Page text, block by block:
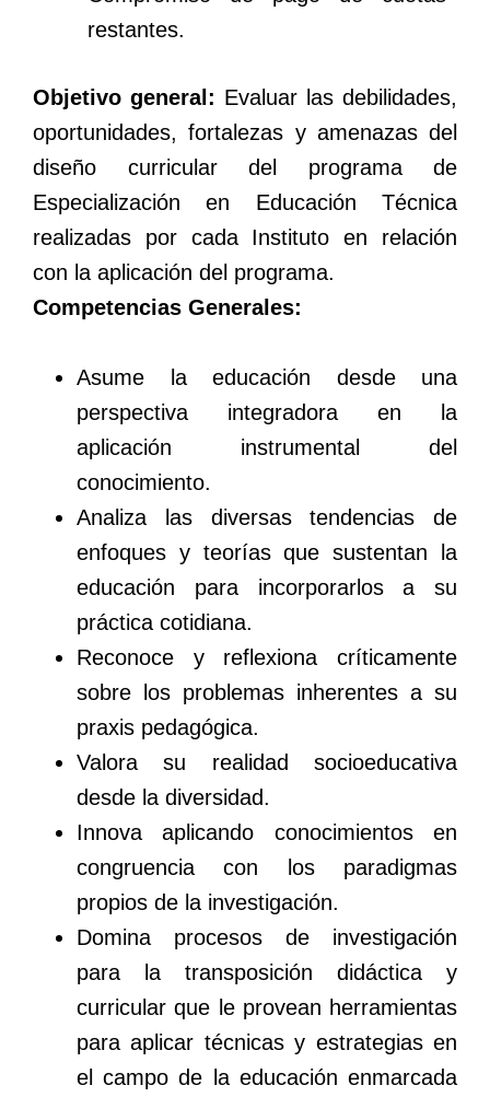
restantes.
Objetivo general: Evaluar las debilidades,
oportunidades, fortalezas y amenazas del
diseño curricular del programa de
Especialización en Educación Técnica
realizadas por cada Instituto en relación
con la aplicación del programa.
Competencias Generales:
Asume la educación desde una
perspectiva integradora en la
aplicación instrumental del
conocimiento.
Analiza las diversas tendencias de
enfoques y teorías que sustentan la
educación para incorporarlos a su
práctica cotidiana.
Reconoce y reflexiona críticamente
sobre los problemas inherentes a su
praxis pedagógica.
Valora su realidad socioeducativa
desde la diversidad.
Innova aplicando conocimientos en
congruencia con los paradigmas
propios de la investigación.
Domina procesos de investigación
para la transposición didáctica y
curricular que le provean herramientas
para aplicar técnicas y estrategias en
el campo de la educación enmarcada